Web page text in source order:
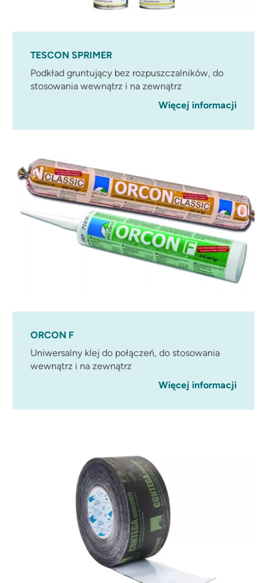
TESCON SPRIMER
Podkład gruntujący bez rozpuszczalników, do
stosowania wewnątrz i na zewnątrz
Więcej informacji
ORCON F
Uniwersalny klej do połączeń, do stosowania
wewnątrz i na zewnątrz
Więcej informacji